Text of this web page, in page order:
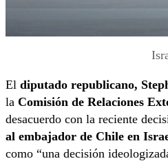
El diputado republicano,
la Comisión de Relaciones
desacuerdo con la reciente
al embajador de Chile en
como “una decisión